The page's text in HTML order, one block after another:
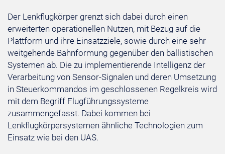
Der Lenkflugkörper grenzt sich dabei durch einen
erweiterten operationellen Nutzen, mit Bezug auf die
Plattform und ihre Einsatzziele, sowie durch eine sehr
weitgehende Bahnformung gegenüber den ballistischen
Systemen ab. Die zu implementierende Intelligenz der
Verarbeitung von Sensor-Signalen und deren Umsetzung
in Steuerkommandos im geschlossenen Regelkreis wird
mit dem Begriff Flugführungssysteme
zusammengefasst. Dabei kommen bei
Lenkflugkörpersystemen ähnliche Technologien zum
Einsatz wie bei den UAS.